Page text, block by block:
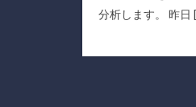
分析します。 昨日